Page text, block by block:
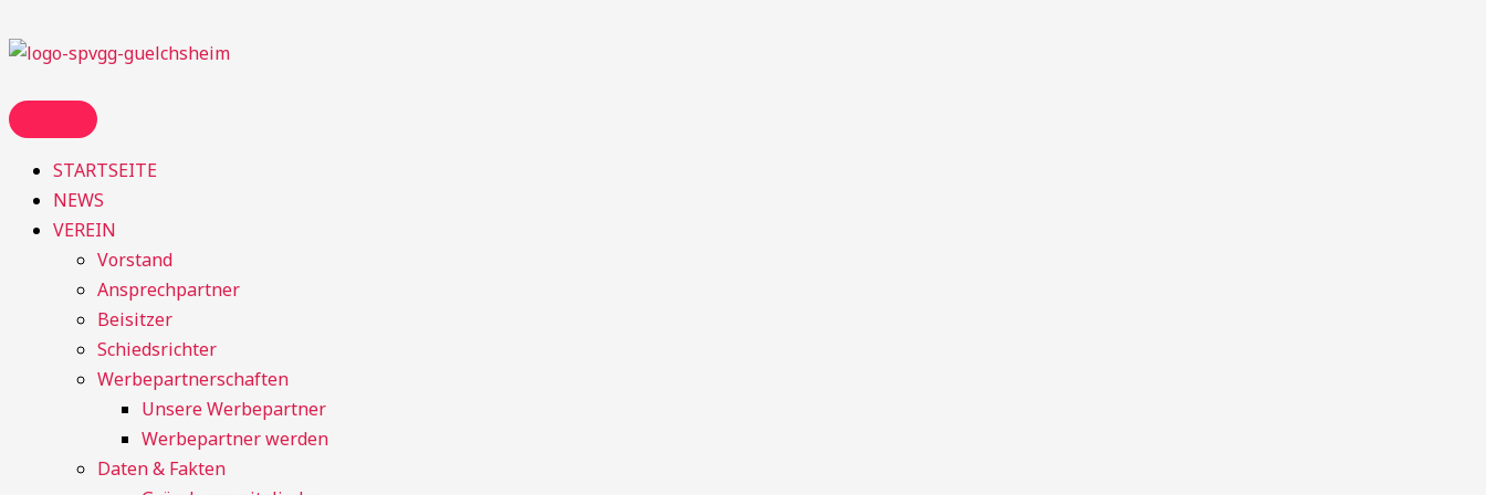
Inhalt
STARTSEITE
NEWS
VEREIN
Vorstand
Ansprechpartner
Beisitzer
Schiedsrichter
Werbepartnerschaften
Unsere Werbepartner
Werbepartner werden
Daten & Fakten